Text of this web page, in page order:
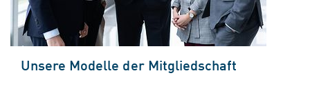
Unsere Modelle der Mitgliedschaft